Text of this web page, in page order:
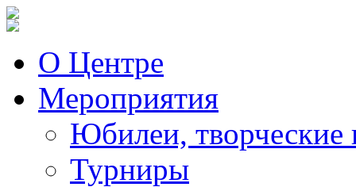
О Центре
Мероприятия
Юбилеи, творческие
Турниры